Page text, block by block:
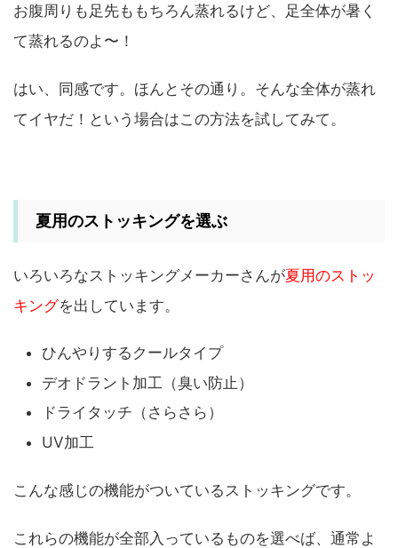
お腹周りも足先ももちろん蒸れるけど、足全体が暑く
て蒸れるのよ〜！
はい、同感です。ほんとその通り。そんな全体が蒸れ
てイヤだ！という場合はこの方法を試してみて。
夏用のストッキングを選ぶ
いろいろなストッキングメーカーさんが夏用のストッ
キングを出しています。
ひんやりするクールタイプ
デオドラント加工（臭い防止）
ドライタッチ（さらさら）
UV加工
こんな感じの機能がついているストッキングです。
これらの機能が全部入っているものを選べば、通常よ